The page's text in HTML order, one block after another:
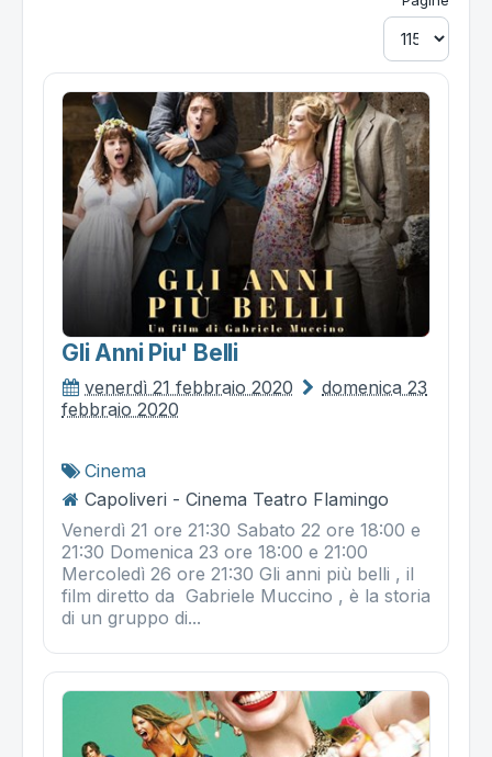
Gli Anni Piu' Belli
venerdì 21 febbraio 2020
domenica 23
febbraio 2020
Cinema
Capoliveri - Cinema Teatro Flamingo
Venerdì 21 ore 21:30 Sabato 22 ore 18:00 e
21:30 Domenica 23 ore 18:00 e 21:00
Mercoledì 26 ore 21:30 Gli anni più belli , il
film diretto da Gabriele Muccino , è la storia
di un gruppo di...